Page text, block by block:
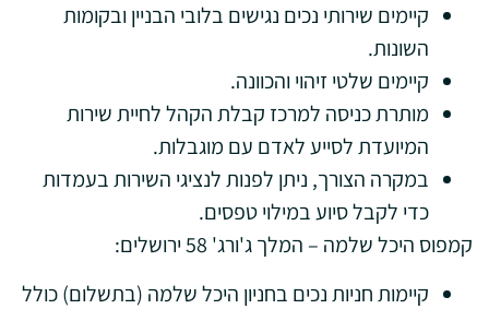
קיימים שירותי נכים נגישים בלובי הבניין ובקומות
השונות.
קיימים שלטי זיהוי והכוונה.
מותרת כניסה למרכז קבלת הקהל לחיית שירות
המיועדת לסייע לאדם עם מוגבלות.
במקרה הצורך, ניתן לפנות לנציגי השירות בעמדות
כדי לקבל סיוע במילוי טפסים.
קמפוס היכל שלמה – המלך ג'ורג' 58 ירושלים:
קיימות חניות נכים בחניון היכל שלמה (בתשלום) כולל